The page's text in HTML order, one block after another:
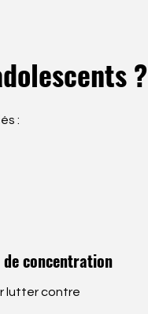
?
:
concentration
lutter contre